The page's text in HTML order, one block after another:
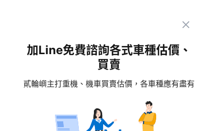
加Line免費諮詢各式車種估價、
買賣
貳輪嶼主打重機、機車買賣估價，各車種應有盡有
電源或連接線路的故障，修復費用可能在數百
幕模組，修復費用可能在 2,000 至 3,000 元
之間；若無法修復，則需要約3- 5,000 元左右